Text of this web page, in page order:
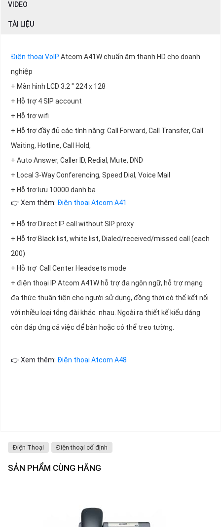
VIDEO
TÀI LIỆU
Điện thoại VoIP Atcom A41W chuẩn âm thanh HD cho doanh
nghiệp
+ Màn hình LCD 3.2 " 224 x 128
+ Hỗ trợ 4 SIP account
+ Hỗ trợ wifi
+ Hỗ trợ đầy đủ các tính năng: Call Forward, Call Transfer, Call
Waiting, Hotline, Call Hold,
+ Auto Answer, Caller ID, Redial, Mute, DND
+ Local 3-Way Conferencing, Speed Dial, Voice Mail
+ Hỗ trợ lưu 10000 danh bạ
👉 Xem thêm: Điện thoại Atcom A41
+ Hỗ trợ Direct IP call without SIP proxy
+ Hỗ trợ Black list, white list, Dialed/received/missed call (each
200)
+ Hỗ trợ Call Center Headsets mode
+ điện thoại IP Atcom A41W hỗ trợ đa ngôn ngữ, hỗ trợ mạng
đa thức thuận tiện cho người sử dụng, đồng thời có thể kết nối
với nhiều loại tổng đài khác nhau. Ngoài ra thiết kế kiểu dáng
còn đáp ứng cả việc để bàn hoặc có thể treo tường.
👉 Xem thêm: Điện thoại Atcom A48
Điện Thoại Điện thoại cố định
SẢN PHẨM CÙNG HÃNG